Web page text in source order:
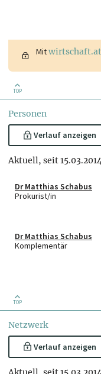
Mitwirtschaft.at
TOP
Personen
Verlauf anzeigen
Aktuell, seit
Dr Matthias Schabus
Prokurist/in
Dr Matthias Schabus
Komplementär
TOP
Netzwerk
Verlauf anzeigen